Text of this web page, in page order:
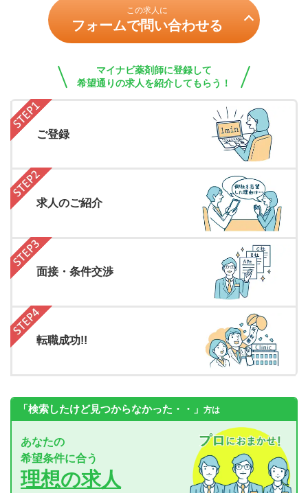
この求人に
フォームで問い合わせる
マイナビ薬剤師に登録して
希望通りの求人を紹介してもらう！
ご登録
求人のご紹介
面接・条件交渉
転職成功!!
「検索したけど見つからなかった・・」 方は
あなたの
希望条件に合う
理想の求人